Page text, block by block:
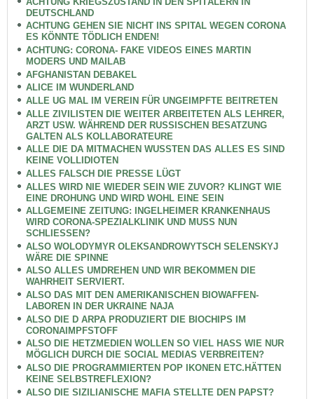
DEUTSCHLAND
ACHTUNG GEHEN SIE NICHT INS SPITAL WEGEN CORONA
ES KÖNNTE TÖDLICH ENDEN!
ACHTUNG: CORONA- FAKE VIDEOS EINES MARTIN
MODERS UND MAILAB
AFGHANISTAN DEBAKEL
ALICE IM WUNDERLAND
ALLE UG MAL IM VEREIN FÜR UNGEIMPFTE BEITRETEN
ALLE ZIVILISTEN DIE WEITER ARBEITETEN ALS LEHRER,
ARZT USW. WÄHREND DER RUSSISCHEN BESATZUNG
GALTEN ALS KOLLABORATEURE
ALLE DIE DA MITMACHEN WUSSTEN DAS ALLES ES SIND
KEINE VOLLIDIOTEN
ALLES FALSCH DIE PRESSE LÜGT
ALLES WIRD NIE WIEDER SEIN WIE ZUVOR? KLINGT WIE
EINE DROHUNG UND WIRD WOHL EINE SEIN
ALLGEMEINE ZEITUNG: INGELHEIMER KRANKENHAUS
WIRD CORONA-SPEZIALKLINIK UND MUSS NUN
SCHLIESSEN?
ALSO WOLODYMYR OLEKSANDROWYTSCH SELENSKYJ
WÄRE DIE SPINNE
ALSO ALLES UMDREHEN UND WIR BEKOMMEN DIE
WAHRHEIT SERVIERT.
ALSO DAS MIT DEN AMERIKANISCHEN BIOWAFFEN-
LABOREN IN DER UKRAINE NAJA
ALSO DIE D ARPA PRODUZIERT DIE BIOCHIPS IM
CORONAIMPFSTOFF
ALSO DIE HETZMEDIEN WOLLEN SO VIEL HASS WIE NUR
MÖGLICH DURCH DIE SOCIAL MEDIAS VERBREITEN?
ALSO DIE PROGRAMMIERTEN POP IKONEN ETC.HÄTTEN
KEINE SELBSTREFLEXION?
ALSO DIE SIZILIANISCHE MAFIA STELLTE DEN PAPST?